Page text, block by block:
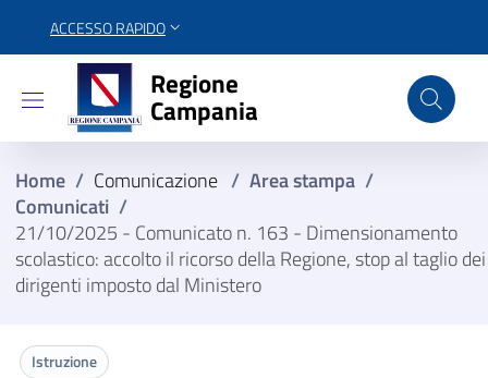
ACCESSO RAPIDO
Regione Campania
Regione
Campania
Home / Comunicazione / Area stampa /
Comunicati /
21/10/2025 - Comunicato n. 163 - Dimensionamento
scolastico: accolto il ricorso della Regione, stop al taglio dei
dirigenti imposto dal Ministero
Istruzione